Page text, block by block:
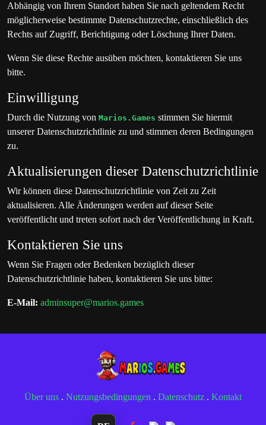
Abhängig von Ihrem Standort haben Sie nach geltendem Recht
möglicherweise bestimmte Datenschutzrechte, einschließlich des
Rechts auf Zugriff, Berichtigung oder Löschung Ihrer Daten.
Wenn Sie diese Rechte ausüben möchten, kontaktieren Sie uns
bitte.
Einwilligung
Durch die Nutzung von Marios.Games stimmen Sie hiermit
unserer Datenschutzrichtlinie zu und stimmen deren Bedingungen
zu.
Aktualisierungen dieser Datenschutzrichtlinie
Wir können diese Datenschutzrichtlinie von Zeit zu Zeit
aktualisieren. Alle Änderungen werden auf dieser Seite
veröffentlicht und treten sofort nach der Veröffentlichung in Kraft.
Kontaktieren Sie uns
Wenn Sie Fragen oder Bedenken bezüglich dieser
Datenschutzrichtlinie haben, kontaktieren Sie uns bitte:
E-Mail: adminsuper@marios.games
Über uns . Nutzungsbedingungen . Datenschutz . Kontakt